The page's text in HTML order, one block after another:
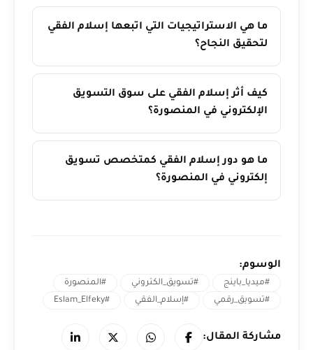
ما هي الاستراتيجيات التي اتبعها إسلام الفقي
لتحقيق النجاح؟
كيف أثر إسلام الفقي على سوق التسويق
الإلكتروني في المنصورة؟
ما هو دور إسلام الفقي كمتخصص تسويق
إلكتروني في المنصورة؟
الوسوم:
#ميديا_باينج #تسويق_الكتروني
#المنصورة
#تسويق_رقمي
#إسلام_الفقي #Eslam_Elfeky
مشاركة المقال: